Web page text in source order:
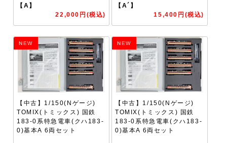
【A】
22,000円(税込)
【A´】
15,400円(税込)
NEW
【中古】1/150(Nゲージ)
TOMIX(トミックス) 国鉄
183-0系特急電車(クハ183-
0)基本A 6両セット
NEW
【中古】1/150(Nゲージ)
TOMIX(トミックス) 国鉄
183-0系特急電車(クハ183-
0)基本A 6両セット